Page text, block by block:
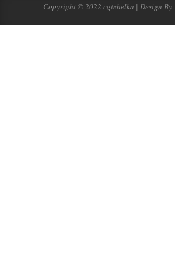
Copyright © 2022 cgtehelka | Design By-